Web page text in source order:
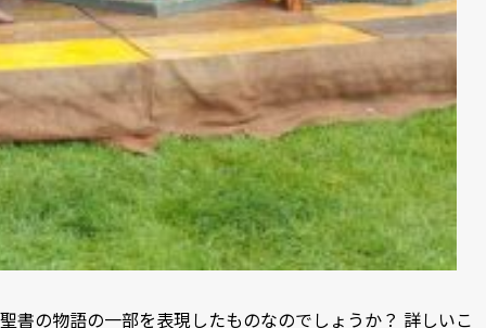
聖書の物語の一部を表現したものなのでしょうか？ 詳しいこ